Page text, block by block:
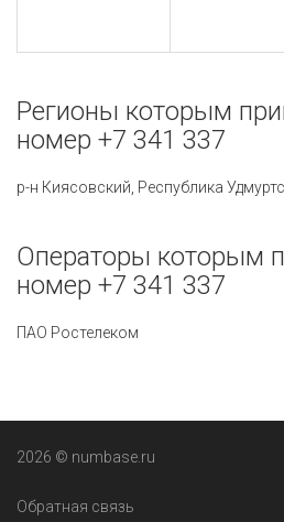
Регионы которым
номер +7 341 337
р-н Киясовский, Республика
Операторы которым
номер +7 341 337
ПАО Ростелеком
2026 © numbase.ru
Обратная связь